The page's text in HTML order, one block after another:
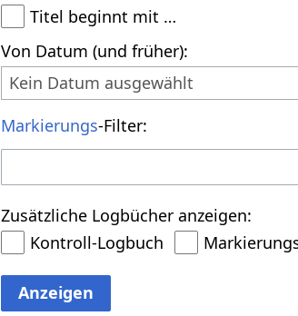
Titel beginnt mit …
Von Datum (und früher):
Kein Datum ausgewählt
Markierungs-Filter:
Zusätzliche Logbücher anzeigen:
Kontroll-Logbuch
Anzeigen